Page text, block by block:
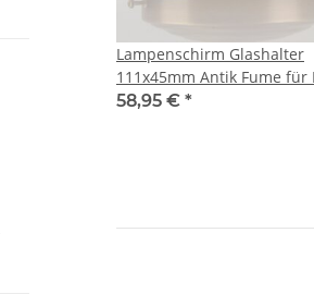
Lampenschirm Glashalter
111x45mm Antik Fume für
und E27 Fassung
58,95 € *